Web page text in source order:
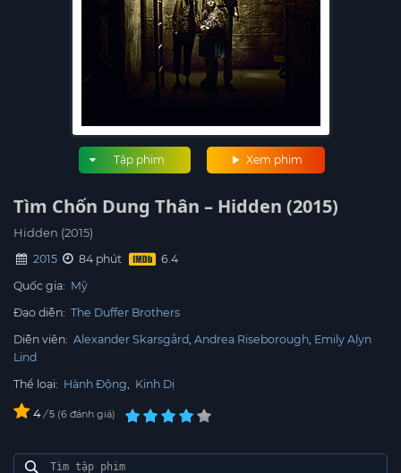
Xem phim
Tập phim
Tìm Chốn Dung Thân – Hidden (2015)
Hidden (2015)
2015
84 phút
Quốc gia: Mỹ
Đạo diễn: The Duffer Brothers
Diễn viên: Alexander Skarsgård Andrea Riseborough Emily Alyn
Lind
Thể loại: Hành Động, Kinh Dị
4/ 5 6 đánh giá